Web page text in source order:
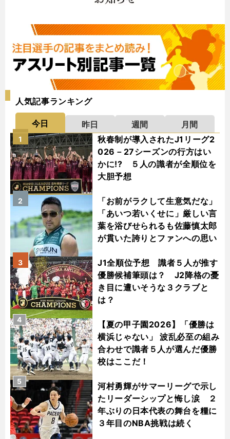
人気記事ランキング
今日 昨日 週間
月間
秋春制が導入されたJ1リーグ2
026－27シーズンの行方はい
かに!? ５人の識者が全順位を
大胆予想
1
「お前がラクして生意気だな」
「あいつ若いくせに」厳しい言
葉を浴びせられるも佐藤慎太郎
が貫いた誇りとファンへの思い
2
J1全順位予想 識者５人が推す
優勝候補筆頭は？ J2降格の憂
き目に遭いそうな３クラブと
は？
3
【夏の甲子園2026】「優勝は
横浜じゃない」 波乱必至の組み
合わせで識者５人が選んだ優勝
校はここだ！
4
河村勇輝がサマーリーグで示し
たリーダーシップと悔し涙 ２
年ぶりの日本代表の舞台を糧に
３年目のNBA挑戦は続く
5